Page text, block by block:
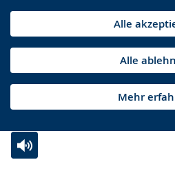
Alle
Alle
Mehr